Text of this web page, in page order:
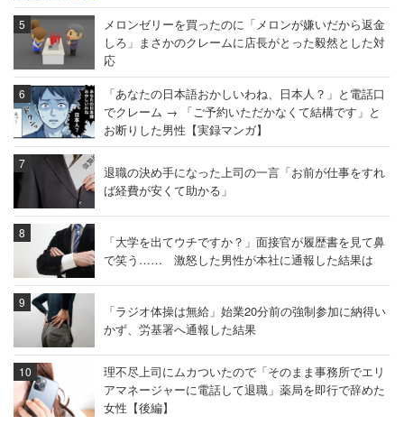
メロンゼリーを買ったのに「メロンが嫌いだから返金
しろ」まさかのクレームに店長がとった毅然とした対
応
「あなたの日本語おかしいわね、日本人？」と電話口
でクレーム → 「ご予約いただかなくて結構です」と
お断りした男性【実録マンガ】
退職の決め手になった上司の一言「お前が仕事をすれ
ば経費が安くて助かる」
「大学を出てウチですか？」面接官が履歴書を見て鼻
で笑う…… 激怒した男性が本社に通報した結果は
「ラジオ体操は無給」始業20分前の強制参加に納得い
かず、労基署へ通報した結果
理不尽上司にムカついたので「そのまま事務所でエリ
アマネージャーに電話して退職」薬局を即行で辞めた
女性【後編】